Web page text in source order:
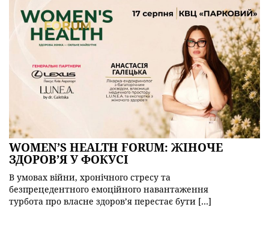
WOMEN’S HEALTH FORUM: ЖІНОЧЕ
ЗДОРОВ’Я У ФОКУСІ
В умовах війни, хронічного стресу та
безпрецедентного емоційного навантаження
турбота про власне здоров’я перестає бути […]